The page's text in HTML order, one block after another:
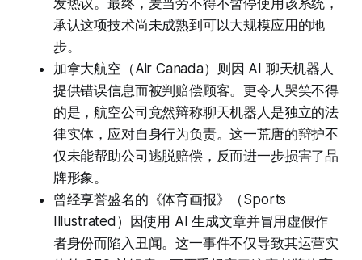
发热议。最终，麦当劳不得不暂停使用该系统，
承认这项技术尚未成熟到可以大规模应用的地
步。
加拿大航空（Air Canada）则因 AI 聊天机器人
提供错误信息而被判赔偿顾客。更令人哭笑不得
的是，航空公司竟然辩称聊天机器人是独立的法
律实体，应对自身行为负责。这一荒唐的辩护不
仅未能帮助公司逃脱赔偿，反而进一步损害了品
牌形象。
曾经享誉盛名的《体育画报》（Sports
Illustrated）因使用 AI 生成文章并冒用虚假作
者身份而陷入丑闻。这一事件不仅导致其运营实